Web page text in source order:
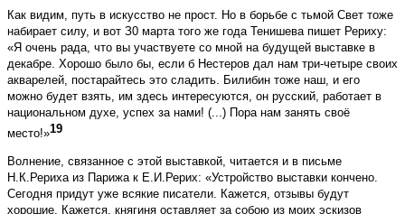
Как видим, путь в искусство не прост. Но в борьбе с тьмой Свет тоже
набирает силу, и вот З0 марта того же года Тенишева пишет Рериху:
«Я очень рада, что вы участвуете со мной на будущей выставке в
декабре. Хорошо было бы, если б Нестеров дал нам три-четыре своих
акварелей, постарайтесь это сладить. Билибин тоже наш, и его
можно будет взять, им здесь интересуются, он русский, работает в
национальном духе, успех за нами! (...) Пора нам занять своё
место!»19
Волнение, связанное с этой выставкой, читается и в письме
Н.К.Рериха из Парижа к Е.И.Рерих: «Устройство выставки кончено.
Сегодня придут уже всякие писатели. Кажется, отзывы будут
хорошие. Кажется, княгиня оставляет за собою из моих эскизов